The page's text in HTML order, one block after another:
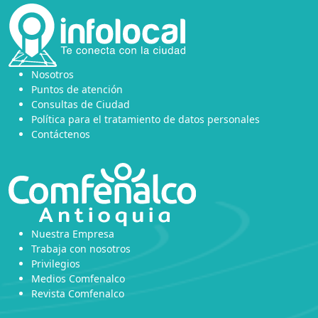
Nosotros
Puntos de atención
Consultas de Ciudad
Política para el tratamiento de datos personales
Contáctenos
Nuestra Empresa
Trabaja con nosotros
Privilegios
Medios Comfenalco
Revista Comfenalco